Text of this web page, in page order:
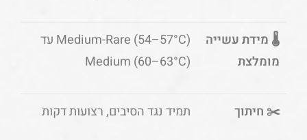
🌡️ מידת עשייה
מומלצת
Medium-Rare (54–57°C) עד
Medium (60–63°C)
✂️ חיתוך תמיד נגד הסיבים, רצועות דקות